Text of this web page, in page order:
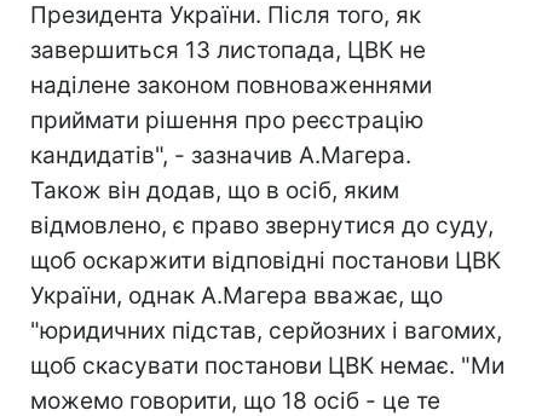
Президента України. Після того, як
завершиться 13 листопада, ЦВК не
наділене законом повноваженнями
приймати рішення про реєстрацію
кандидатів", - зазначив А.Магера.
Також він додав, що в осіб, яким
відмовлено, є право звернутися до суду,
щоб оскаржити відповідні постанови ЦВК
України, однак А.Магера вважає, що
"юридичних підстав, серйозних і вагомих,
щоб скасувати постанови ЦВК немає. "Ми
можемо говорити, що 18 осіб - це те